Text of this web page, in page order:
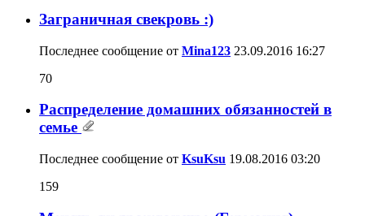
Заграничная свекровь :)
Последнее сообщение от Mina123 23.09.2016 16:27
70
Распределение домашних обязанностей в
семье
Последнее сообщение от KsuKsu 19.08.2016 03:20
159